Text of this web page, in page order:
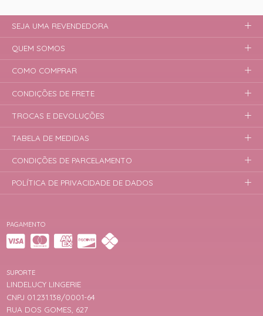
PAGAMENTO
SUPORTE
LINDELUCY LINGERIE
CNPJ 01.231.138/0001-64
RUA DOS GOMES, 627
SEJA UMA REVENDEDORA
QUEM SOMOS
COMO COMPRAR
CONDIÇÕES DE FRETE
TROCAS E DEVOLUÇÕES
TABELA DE MEDIDAS
CONDIÇÕES DE PARCELAMENTO
POLÍTICA DE PRIVACIDADE DE DADOS